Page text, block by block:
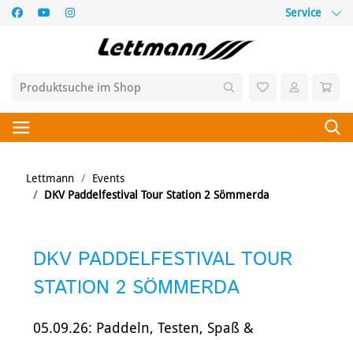
Service
Lettmann
Events
DKV Paddelfestival Tour Station 2 Sömmerda
DKV PADDELFESTIVAL TOUR
STATION 2 SÖMMERDA
05.09.26: Paddeln, Testen, Spaß &